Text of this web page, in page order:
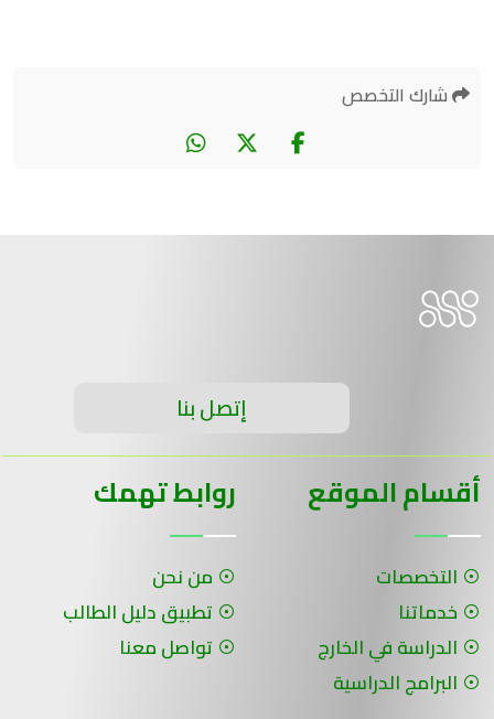
شارك التخصص
إتصل بنا
أقسام الموقع
التخصصات
خدماتنا
الدراسة في الخارج
البرامج الدراسية
روابط تهمك
من نحن
تطبيق دليل الطالب
تواصل معنا